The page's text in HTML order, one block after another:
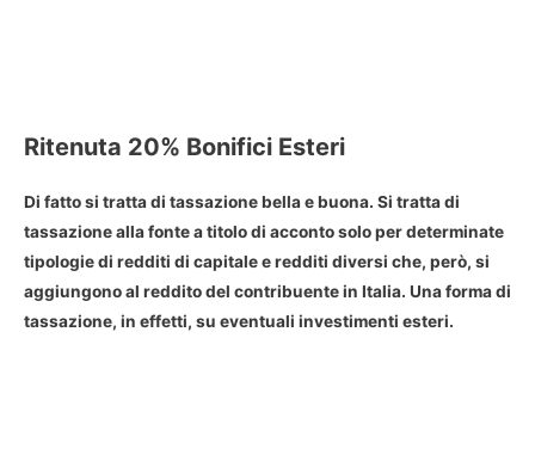
Ritenuta 20% Bonifici Esteri
Di fatto si tratta di tassazione bella e buona. Si tratta di
tassazione alla fonte a titolo di acconto solo per determinate
tipologie di redditi di capitale e redditi diversi che, però, si
aggiungono al reddito del contribuente in Italia. Una forma di
tassazione, in effetti, su eventuali investimenti esteri.